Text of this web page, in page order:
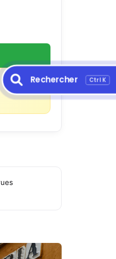
Rechercher Ctrl K